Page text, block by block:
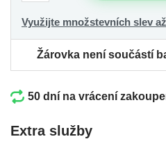
Využijte množstevních slev
Žárovka není součástí
50 dní na vrácení
Extra služby